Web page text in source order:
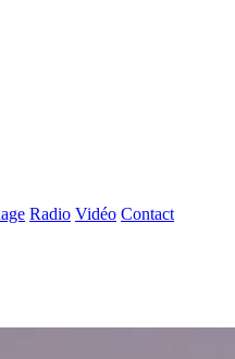
Radio Vidéo Contact